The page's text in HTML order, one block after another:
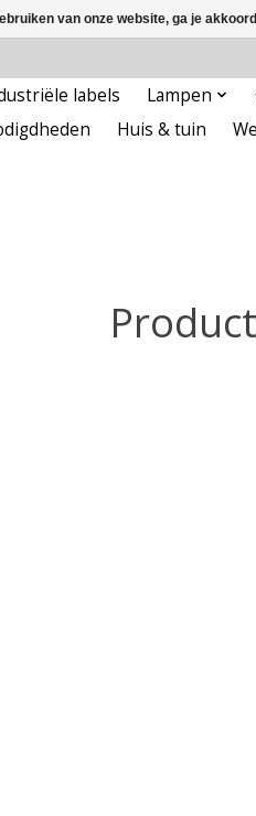
labels Lampen
Huis & tuin
van onze website, ga je